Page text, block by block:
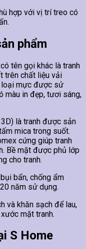
hợp với vị trí treo có
phẩm
tên gọi khác là tranh
trên chất liệu vải
loại mực được sử
màu in đẹp, tươi sáng,
là tranh được sản
mica trong suốt.
cứng giúp tranh
Bề mặt được phủ lớp
cho tranh.
bẩn, chống ẩm
năm sử dụng.
và khăn sạch để lau,
mặt tranh.
S Home